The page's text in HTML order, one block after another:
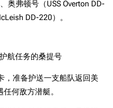
奥弗顿号（USS Overton DD-
DD-220）。
航任务的桑提号
，准备护送一支船队返回美
何敌方潜艇。